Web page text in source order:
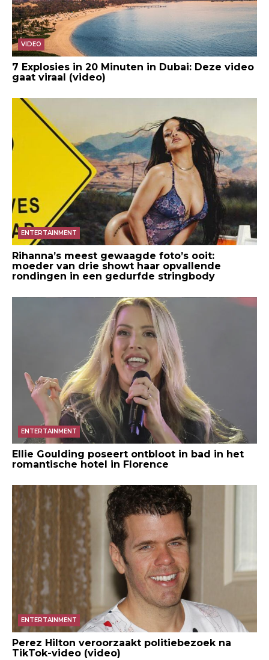
VIDEO
7 Explosies in 20 Minuten in Dubai: Deze video
gaat viraal (video)
ENTERTAINMENT
Rihanna’s meest gewaagde foto’s ooit:
moeder van drie showt haar opvallende
rondingen in een gedurfde stringbody
ENTERTAINMENT
Ellie Goulding poseert ontbloot in bad in het
romantische hotel in Florence
ENTERTAINMENT
Perez Hilton veroorzaakt politiebezoek na
TikTok-video (video)